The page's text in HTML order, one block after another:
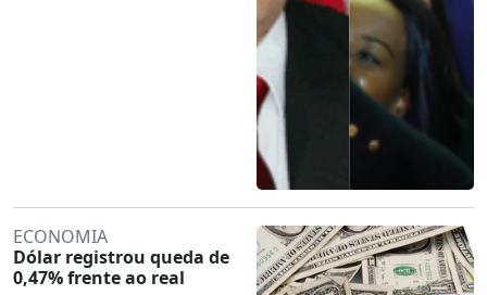
ECONOMIA
Dólar registrou queda de
0,47% frente ao real